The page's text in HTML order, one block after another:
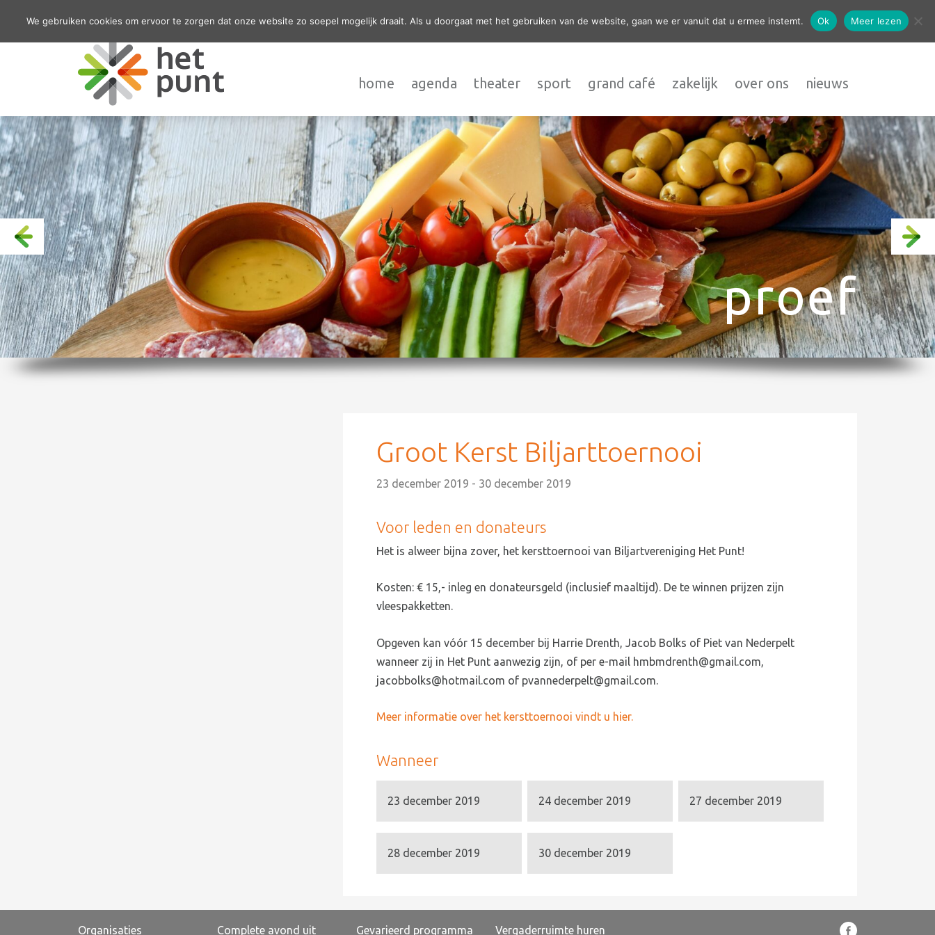
contact
home agenda theater sport grand café zakelijk over ons nieuws
proef
Groot Kerst Biljarttoernooi
23 december 2019 - 30 december 2019
Voor leden en donateurs
Het is alweer bijna zover, het kersttoernooi van Biljartvereniging Het Punt!
Kosten: € 15,- inleg en donateursgeld (inclusief maaltijd). De te winnen prijzen zijn
vleespakketten.
Opgeven kan vóór 15 december bij Harrie Drenth, Jacob Bolks of Piet van Nederpelt
wanneer zij in Het Punt aanwezig zijn, of per e-mail hmbmdrenth@gmail.com,
jacobbolks@hotmail.com of pvannederpelt@gmail.com.
Meer informatie over het kersttoernooi vindt u hier.
Wanneer
23 december 2019 24 december 2019 27 december 2019
28 december 2019 30 december 2019
Organisaties Complete avond uit Gevarieerd programma Vergaderruimte huren
We gebruiken cookies om ervoor te zorgen dat onze website zo soepel mogelijk draait. Als u doorgaat met het gebruiken van de website, gaan we er vanuit dat u ermee instemt. Ok Meer lezen